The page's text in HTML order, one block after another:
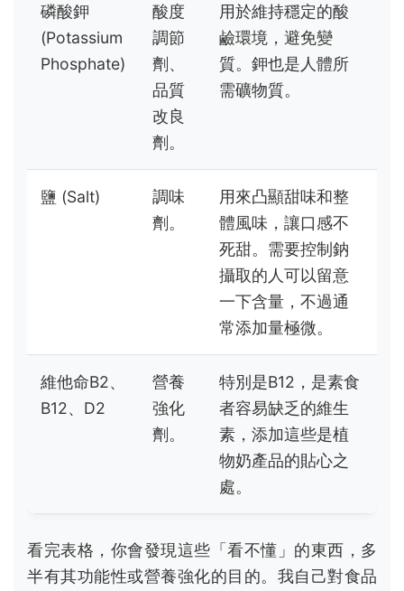
磷酸鉀
(Potassium
Phosphate)
酸度
調節
劑、
品質
改良
劑。
用於維持穩定的酸
鹼環境，避免變
質。鉀也是人體所
需礦物質。
鹽 (Salt)
調味
劑。
用來凸顯甜味和整
體風味，讓口感不
死甜。需要控制鈉
攝取的人可以留意
一下含量，不過通
常添加量極微。
維他命B2、
B12、D2
營養
強化
劑。
特別是B12，是素食
者容易缺乏的維生
素，添加這些是植
物奶產品的貼心之
處。
看完表格，你會發現這些「看不懂」的東西，多
半有其功能性或營養強化的目的。我自己對食品